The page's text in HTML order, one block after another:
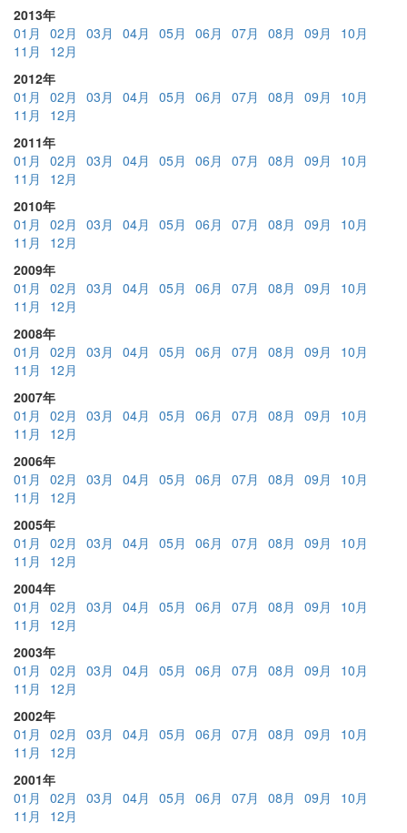
2013年
01月
02月 03月 04月 05月 06月 07月 08月 09月
10月
11月
12月
2012年
01月
02月 03月 04月 05月 06月 07月 08月 09月
10月
11月
12月
2011年
01月
02月 03月 04月 05月 06月 07月 08月 09月
10月
11月
12月
2010年
01月
02月 03月 04月 05月 06月 07月 08月 09月
10月
11月
12月
2009年
01月
02月 03月 04月 05月 06月 07月 08月 09月
10月
11月
12月
2008年
01月
02月 03月 04月 05月 06月 07月 08月 09月
10月
11月
12月
2007年
01月
02月 03月 04月 05月 06月 07月 08月 09月
10月
11月
12月
2006年
01月
02月 03月 04月 05月 06月 07月 08月 09月
10月
11月
12月
2005年
01月
02月 03月 04月 05月 06月 07月 08月 09月
10月
11月
12月
2004年
01月
02月 03月 04月 05月 06月 07月 08月 09月
10月
11月
12月
2003年
01月
02月 03月 04月 05月 06月 07月 08月 09月
10月
11月
12月
2002年
01月
02月 03月 04月 05月 06月 07月 08月 09月
10月
11月
12月
2001年
01月
02月 03月 04月 05月 06月 07月 08月 09月
10月
11月
12月